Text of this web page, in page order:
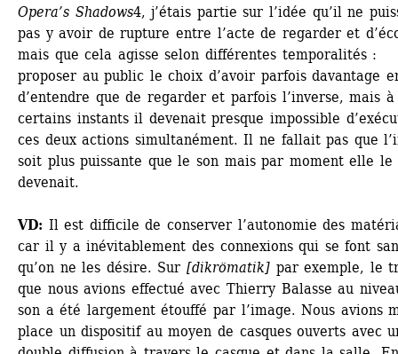
Opera’s Shadows4, j’étais partie sur l’idée qu’il ne
pas y avoir de rupture entre l’acte de regarder et
mais que cela agisse selon différentes temporalités :
proposer au public le choix d’avoir parfois davantage
d’entendre que de regarder et parfois l’inverse, mais à
certains instants il devenait presque impossible
ces deux actions simultanément. Il ne fallait pas que
soit plus puissante que le son mais par moment elle le
devenait.
VD: Il est difficile de conserver l’autonomie des
car il y a inévitablement des connexions qui se font
qu’on ne les désire. Sur [dikrömatik] par exemple, le
que nous avions effectué avec Thierry Balasse au
son a été largement étouffé par l’image. Nous avions
place un dispositif au moyen de casques ouverts avec